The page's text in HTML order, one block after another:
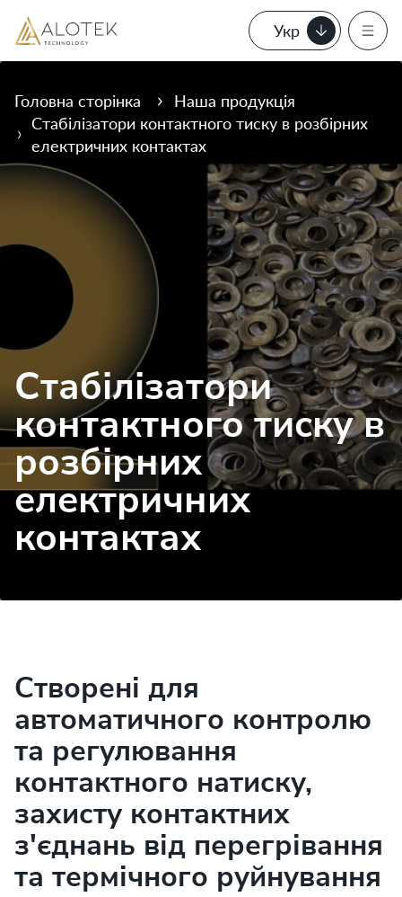
Укр
Головна сторінка
Наша продукція
Стабілізатори контактного тиску в розбірних
електричних контактах
Стабілізатори
контактного тиску в
розбірних
електричних
контактах
Створені для
автоматичного контролю
та регулювання
контактного натиску,
захисту контактних
з'єднань від перегрівання
та термічного руйнування